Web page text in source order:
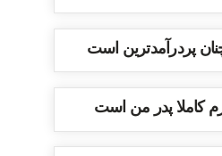
پردرآمدترین است
کاملا پدر من است